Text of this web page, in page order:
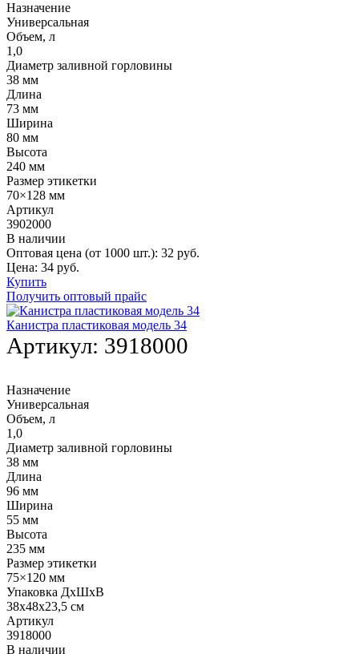
Назначение
Универсальная
Объем, л
1,0
Диаметр заливной горловины
38 мм
Длина
73 мм
Ширина
80 мм
Высота
240 мм
Размер этикетки
70×128 мм
Артикул
3902000
В наличии
Оптовая цена (от 1000 шт.): 32 руб.
Цена: 34 руб.
Купить
Получить оптовый прайс
Канистра пластиковая модель 34
Артикул: 3918000
Назначение
Универсальная
Объем, л
1,0
Диаметр заливной горловины
38 мм
Длина
96 мм
Ширина
55 мм
Высота
235 мм
Размер этикетки
75×120 мм
Упаковка ДхШхВ
38х48х23,5 см
Артикул
3918000
В наличии